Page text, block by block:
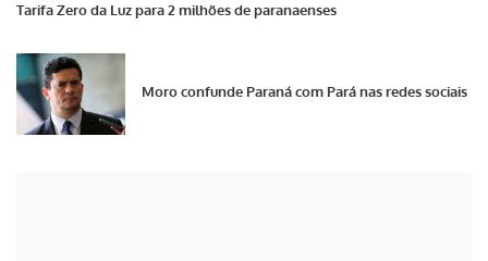
Tarifa Zero da Luz para 2 milhões de paranaenses
Moro confunde Paraná com Pará nas redes sociais